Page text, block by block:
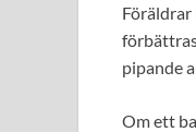
Föräldrar
pipande
Om ett